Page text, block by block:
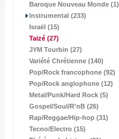
Baroque Nouveau Monde (1)
Instrumental (233)
Israël (15)
Taizé (27)
JYM Tourbin (27)
Variété Chrétienne (140)
Pop/Rock francophone (92)
Pop/Rock anglophone (12)
Metal/Punk/Hard Rock (5)
Gospel/Soul/R'nB (26)
Rap/Reggae/Hip-hop (31)
Tecno/Electro (15)